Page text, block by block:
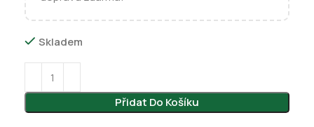
Skladem
Přidat Do Košíku